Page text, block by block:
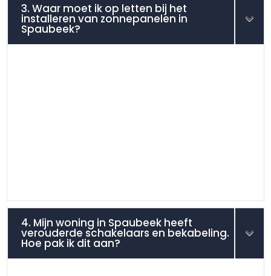
3. Waar moet ik op letten bij het
installeren van zonnepanelen in
Spaubeek?
4. Mijn woning in Spaubeek heeft
verouderde schakelaars en bekabeling.
Hoe pak ik dit aan?